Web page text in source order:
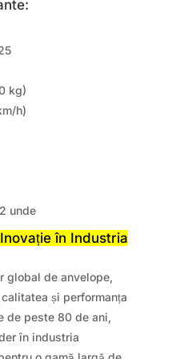
kg)
h)
unde
în Industria
global de anvelope,
și performanța
de peste 80 de ani,
în industria